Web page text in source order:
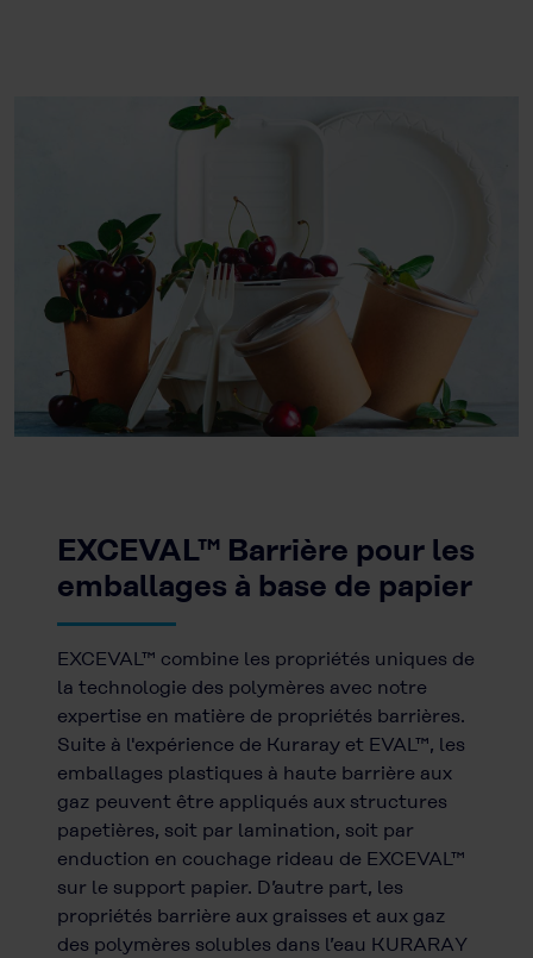
EXCEVAL™ Barrière pour les
emballages à base de papier
EXCEVAL™ combine les propriétés uniques de
la technologie des polymères avec notre
expertise en matière de propriétés barrières.
Suite à l'expérience de Kuraray et EVAL™, les
emballages plastiques à haute barrière aux
gaz peuvent être appliqués aux structures
papetières, soit par lamination, soit par
enduction en couchage rideau de EXCEVAL™
sur le support papier. D’autre part, les
propriétés barrière aux graisses et aux gaz
des polymères solubles dans l’eau KURARAY